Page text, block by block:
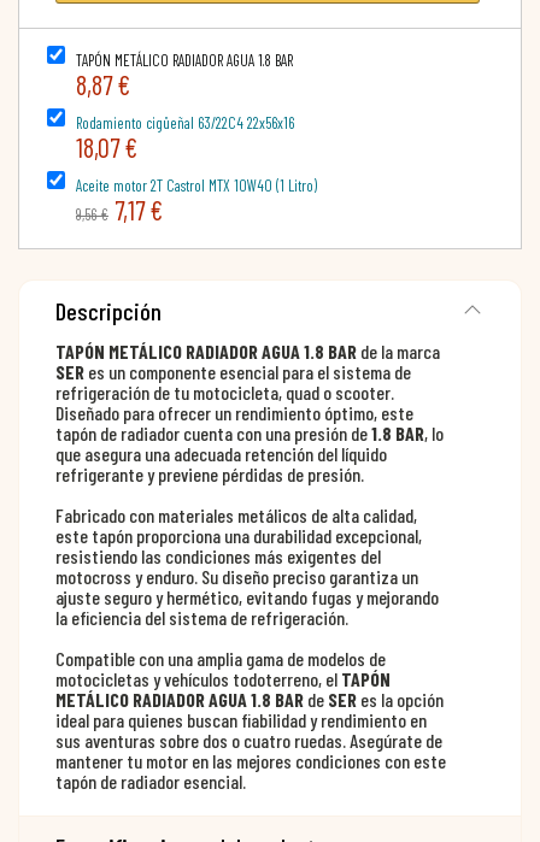
TAPÓN METÁLICO RADIADOR AGUA 1.8 BAR
8,87 €
Rodamiento cigüeñal 63/22C4 22x56x16
18,07 €
Aceite motor 2T Castrol MTX 10W40 (1 Litro)
9,56 € 7,17 €
Descripción
TAPÓN METÁLICO RADIADOR AGUA 1.8 BAR de la marca
SER es un componente esencial para el sistema de
refrigeración de tu motocicleta, quad o scooter.
Diseñado para ofrecer un rendimiento óptimo, este
tapón de radiador cuenta con una presión de1.8 BAR, lo
que asegura una adecuada retención del líquido
refrigerante y previene pérdidas de presión.
Fabricado con materiales metálicos de alta calidad,
este tapón proporciona una durabilidad excepcional,
resistiendo las condiciones más exigentes del
motocross y enduro. Su diseño preciso garantiza un
ajuste seguro y hermético, evitando fugas y mejorando
la eficiencia del sistema de refrigeración.
Compatible con una amplia gama de modelos de
motocicletas y vehículos todoterreno, el TAPÓN
METÁLICO RADIADOR AGUA 1.8 BAR de SER es la opción
ideal para quienes buscan fiabilidad y rendimiento en
sus aventuras sobre dos o cuatro ruedas. Asegúrate de
mantener tu motor en las mejores condiciones con este
tapón de radiador esencial.